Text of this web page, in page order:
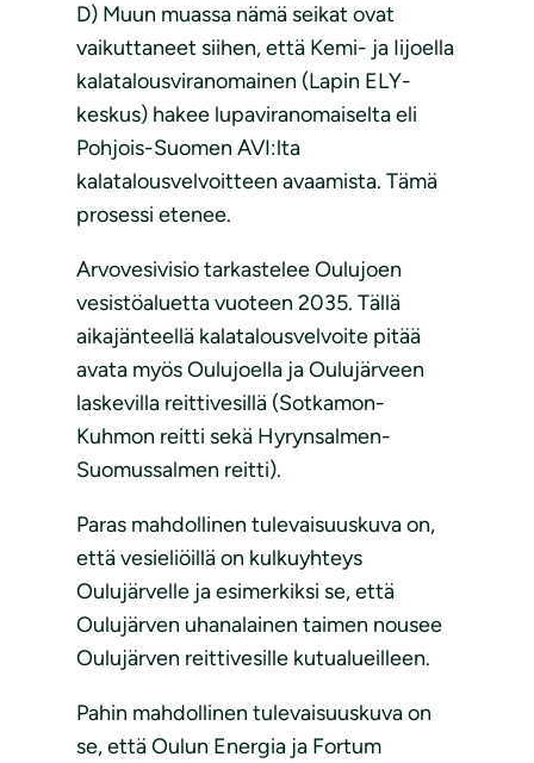
D) Muun muassa nämä seikat ovat
vaikuttaneet siihen, että Kemi- ja Iijoella
kalatalousviranomainen (Lapin ELY-
keskus) hakee lupaviranomaiselta eli
Pohjois-Suomen AVI:lta
kalatalousvelvoitteen avaamista. Tämä
prosessi etenee.
Arvovesivisio tarkastelee Oulujoen
vesistöaluetta vuoteen 2035. Tällä
aikajänteellä kalatalousvelvoite pitää
avata myös Oulujoella ja Oulujärveen
laskevilla reittivesillä (Sotkamon-
Kuhmon reitti sekä Hyrynsalmen-
Suomussalmen reitti).
Paras mahdollinen tulevaisuuskuva on,
että vesieliöillä on kulkuyhteys
Oulujärvelle ja esimerkiksi se, että
Oulujärven uhanalainen taimen nousee
Oulujärven reittivesille kutualueilleen.
Pahin mahdollinen tulevaisuuskuva on
se, että Oulun Energia ja Fortum